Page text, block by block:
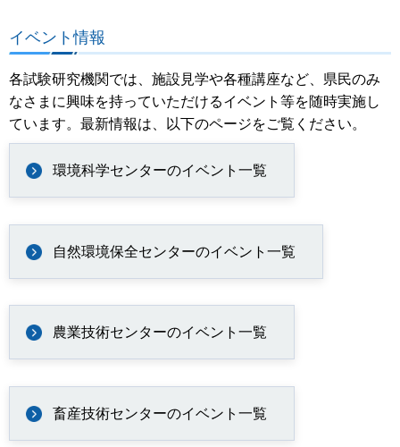
イベント情報
各試験研究機関では、施設見学や各種講座など、県民のみ
なさまに興味を持っていただけるイベント等を随時実施し
ています。最新情報は、以下のページをご覧ください。
環境科学センターのイベント一覧
自然環境保全センターのイベント一覧
農業技術センターのイベント一覧
畜産技術センターのイベント一覧